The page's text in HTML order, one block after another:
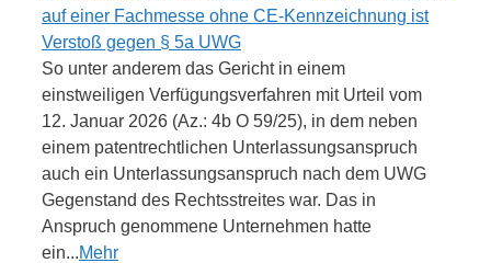
auf einer Fachmesse ohne CE-Kennzeichnung ist
Verstoß gegen § 5a UWG
So unter anderem das Gericht in einem
einstweiligen Verfügungsverfahren mit Urteil vom
12. Januar 2026 (Az.: 4b O 59/25), in dem neben
einem patentrechtlichen Unterlassungsanspruch
auch ein Unterlassungsanspruch nach dem UWG
Gegenstand des Rechtsstreites war. Das in
Anspruch genommene Unternehmen hatte
ein...Mehr